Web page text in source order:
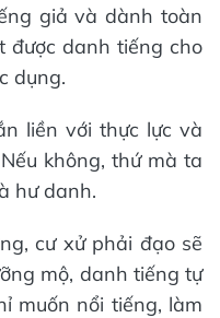
giả và dành toàn
được danh tiếng cho
dụng.
liền với thực lực và
không, thứ mà ta
hư danh.
cư xử phải đạo sẽ
mộ, danh tiếng tự
muốn nổi tiếng, làm